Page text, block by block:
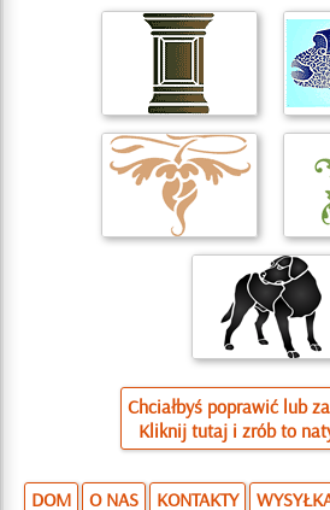
Chciałbyś poprawić lub
Kliknij tutaj i zrób to
DOM O NAS KONTAKTY